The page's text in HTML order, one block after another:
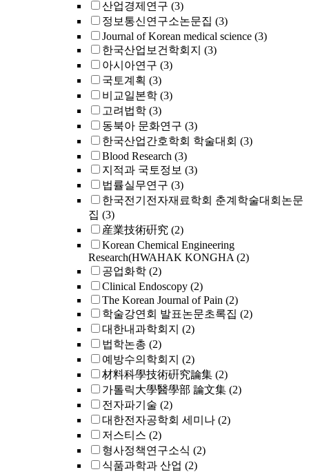
산업경제연구 (3)
정보통신연구소논문집 (3)
Journal of Korean medical science (3)
한국산업보건학회지 (3)
아시아연구 (3)
국토계획 (3)
비교일본학 (3)
고려법학 (3)
동북아 문화연구 (3)
한국산업간호학회 학술대회 (3)
Blood Research (3)
지적과 국토정보 (3)
법률실무연구 (3)
한국전기전자재료학회 춘계학술대회논문
집 (3)
産業技術硏究 (2)
Korean Chemical Engineering
Research(HWAHAK KONGHA (2)
공업화학 (2)
Clinical Endoscopy (2)
The Korean Journal of Pain (2)
학술강연회 발표논문초록집 (2)
대한내과학회지 (2)
법학논총 (2)
예방수의학회지 (2)
材料科學技術硏究論集 (2)
가톨릭大學醫學部 論文集 (2)
전자파기술 (2)
대한전자공학회 세미나 (2)
저스티스 (2)
형사정책연구소식 (2)
식품과학과 산업 (2)